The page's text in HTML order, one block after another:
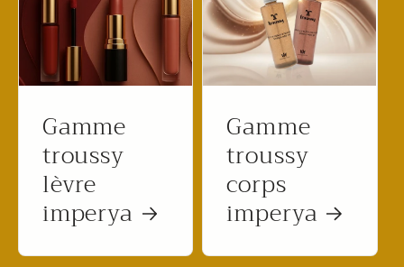
Gamme
troussy
lèvre
imperya
Gamme
troussy
corps
imperya